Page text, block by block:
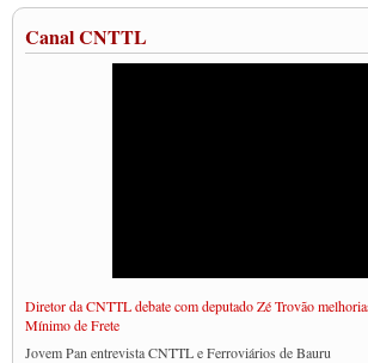
Canal CNTTL
Diretor da CNTTL debate com deputado Zé Trovão
Mínimo de Frete
Jovem Pan entrevista CNTTL e Ferroviários de Bauru